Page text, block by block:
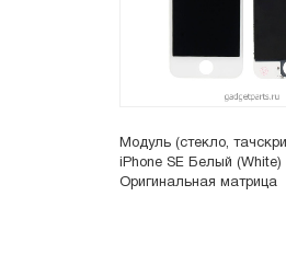
Модуль (стекло,
iPhone SE Белый (White)
Оригинальная матрица